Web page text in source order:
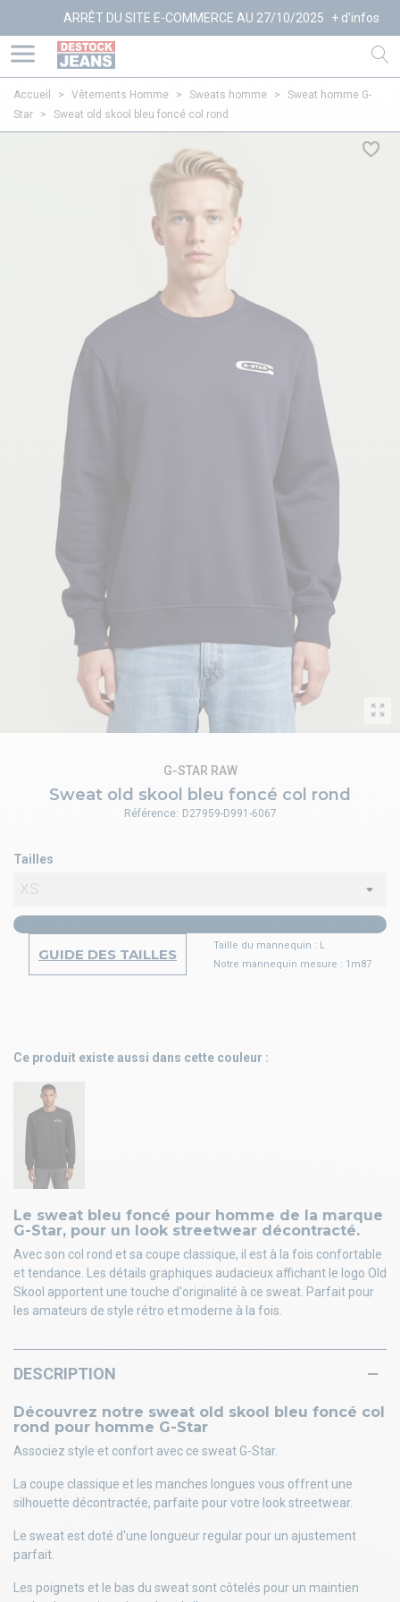
ARRÊT DU SITE E-COMMERCE AU 27/10/2025 + d'infos
Accueil > Vêtements Homme > Sweats homme >
Sweat homme G-
Star
> Sweat old skool bleu foncé col rond
Sweat old skool bleu foncé col rond
G-STAR RAW
Le sweat bleu foncé pour homme de la marque
G-Star, pour un look streetwear décontracté.
Avec son col rond et sa coupe classique, il est à la fois confortable
et tendance. Les détails graphiques audacieux affichant le logo Old
Skool apportent une touche d'originalité à ce sweat. Parfait pour
les amateurs de style rétro et moderne à la fois.
Tailles
GUIDE DES TAILLES
Taille du mannequin : L
Notre mannequin mesure : 1m87
Référence: D27959-D991-6067
Ce produit existe aussi dans cette couleur :
DESCRIPTION
Découvrez notre sweat old skool bleu foncé col
rond pour homme G-Star
Associez style et confort avec ce sweat G-Star.
La coupe classique et les manches longues vous offrent une
silhouette décontractée, parfaite pour votre look streetwear.
Le sweat est doté d'une longueur regular pour un ajustement
parfait.
Les poignets et le bas du sweat sont côtelés pour un maintien